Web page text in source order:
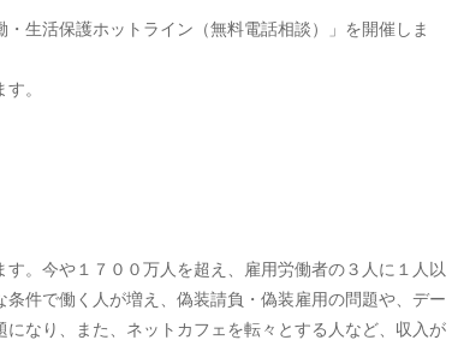
生活保護ホットライン（無料電話相談）」を開催しま
。
。今や１７００万人を超え、雇用労働者の３人に１人以
件で働く人が増え、偽装請負・偽装雇用の問題や、デー
なり、また、ネットカフェを転々とする人など、収入が